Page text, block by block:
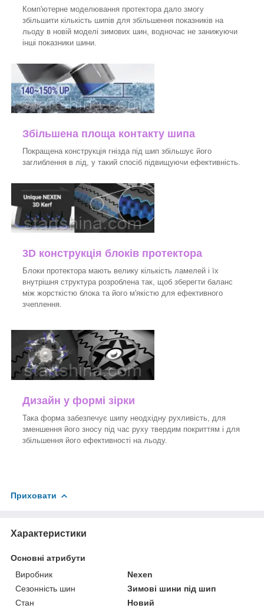
Комп'ютерне моделювання протектора дало змогу
збільшити кількість шипів для збільшення показників на
льоду в новій моделі зимових шин, водночас не занижуючи
інші показники шини.
Збільшена площа контакту шипа
Покращена конструкція гнізда під шип збільшує його
заглиблення в лід, у такий спосіб підвищуючи ефективність.
3D конструкція блоків протектора
Блоки протектора мають велику кількість ламелей і їх
внутрішня структура розроблена так, щоб зберегти баланс
між жорсткістю блока та його м'якістю для ефективного
зчеплення.
Дизайн у формі зірки
Така форма забезпечує шипу неодхідну рухливість, для
зменшення його зносу під час руху твердим покриттям і для
збільшення його ефективності на льоду.
Приховати
Характеристики
Основні атрибути
Виробник
Nexen
Сезонність шин
Зимові шини під шип
Стан
Новий